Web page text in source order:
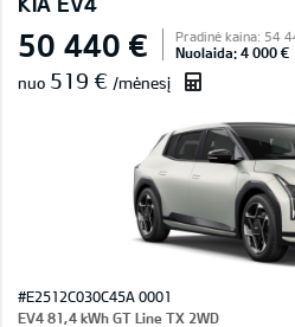
50 440 € Pradinė kaina: 54
Nuolaida: 4 000 €
nuo 519 € /mėnesį
#E2512C030C45A 0001
EV4 81,4 kWh GT Line TX 2WD